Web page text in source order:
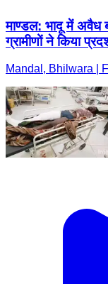
माण्डल: भादू में अवैध
ग्रामीणों ने किया
Mandal, Bhilwara |